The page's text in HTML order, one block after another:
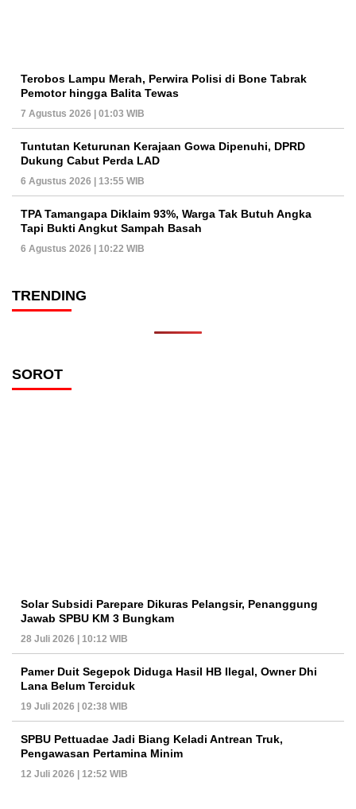
Terobos Lampu Merah, Perwira Polisi di Bone Tabrak
Pemotor hingga Balita Tewas
7 Agustus 2026 | 01:03 WIB
Tuntutan Keturunan Kerajaan Gowa Dipenuhi, DPRD
Dukung Cabut Perda LAD
6 Agustus 2026 | 13:55 WIB
TPA Tamangapa Diklaim 93%, Warga Tak Butuh Angka
Tapi Bukti Angkut Sampah Basah
6 Agustus 2026 | 10:22 WIB
TRENDING
SOROT
Solar Subsidi Parepare Dikuras Pelangsir, Penanggung
Jawab SPBU KM 3 Bungkam
28 Juli 2026 | 10:12 WIB
Pamer Duit Segepok Diduga Hasil HB Ilegal, Owner Dhi
Lana Belum Terciduk
19 Juli 2026 | 02:38 WIB
SPBU Pettuadae Jadi Biang Keladi Antrean Truk,
Pengawasan Pertamina Minim
12 Juli 2026 | 12:52 WIB